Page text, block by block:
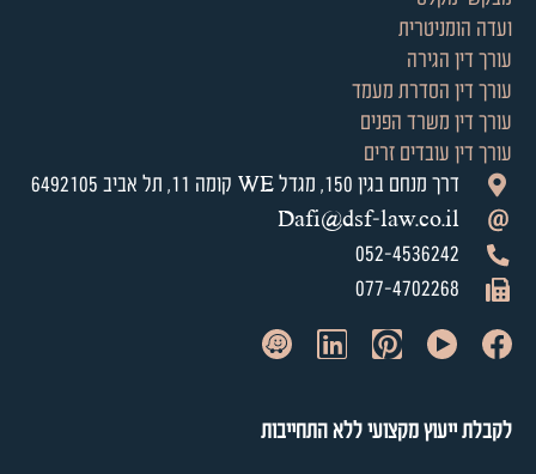
ועדה הומניטרית
עורך דין הגירה
עורך דין הסדרת מעמד
עורך דין משרד הפנים
עורך דין עובדים זרים
דרך מנחם בגין 150, מגדל WE קומה 11, תל אביב 6492105
Dafi@dsf-law.co.il
052-4536242
077-4702268
לקבלת ייעוץ מקצועי ללא התחייבות​